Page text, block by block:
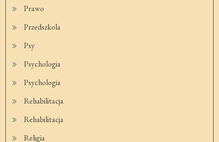
Prawo
Przedszkola
Psy
Psychologia
Psychologia
Rehabilitacja
Rehabilitacja
Religia